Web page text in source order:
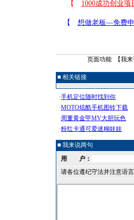
页面功能 【我来
■ 相关链接
■ 我来说两句
用 户：
请各位遵纪守法并注意语言